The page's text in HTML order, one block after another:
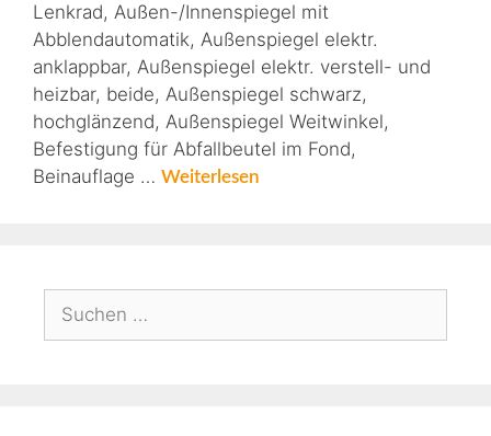
Lenkrad, Außen-/Innenspiegel mit
Abblendautomatik, Außenspiegel elektr.
anklappbar, Außenspiegel elektr. verstell- und
heizbar, beide, Außenspiegel schwarz,
hochglänzend, Außenspiegel Weitwinkel,
Befestigung für Abfallbeutel im Fond,
Beinauflage … Weiterlesen